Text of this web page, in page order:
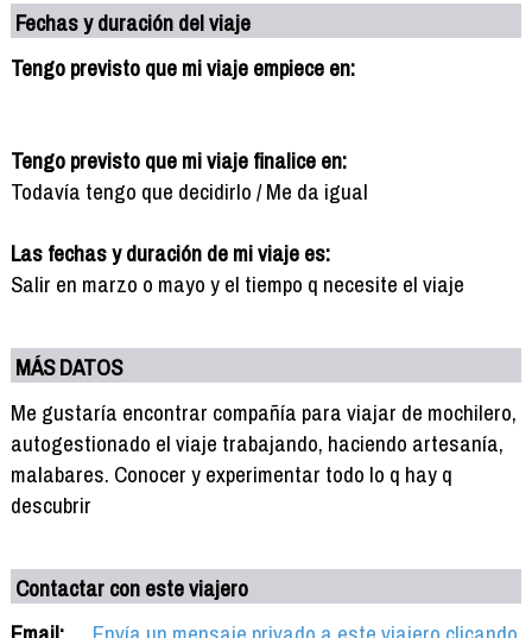
Fechas y duración del viaje
Tengo previsto que mi viaje empiece en:
Tengo previsto que mi viaje finalice en:
Todavía tengo que decidirlo / Me da igual
Las fechas y duración de mi viaje es:
Salir en marzo o mayo y el tiempo q necesite el viaje
MÁS DATOS
Me gustaría encontrar compañía para viajar de mochilero,
autogestionado el viaje trabajando, haciendo artesanía,
malabares. Conocer y experimentar todo lo q hay q
descubrir
Contactar con este viajero